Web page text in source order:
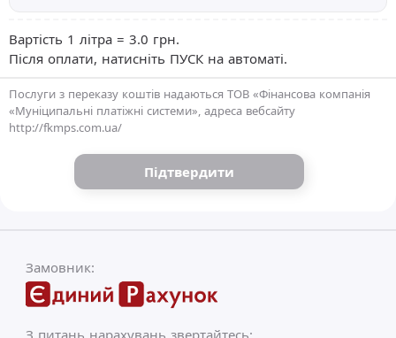
Вартість 1 літра = 3.0 грн.
Після оплати, натисніть ПУСК на автоматі.
Послуги з переказу коштів надаються ТОВ «Фінансова компанія
«Муніципальні платіжні системи», адреса вебсайту
http://fkmps.com.ua/
Замовник: